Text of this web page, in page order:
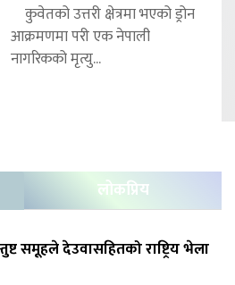
कुवेतको उत्तरी क्षेत्रमा भएको ड्रोन
आक्रमणमा परी एक नेपाली
नागरिकको मृत्यु...
लोकप्रिय
समूहले देउवासहितको राष्ट्रिय भेला